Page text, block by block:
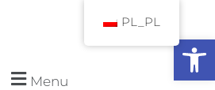
Otwórz pasek narzędzi
Menu
PL_PL